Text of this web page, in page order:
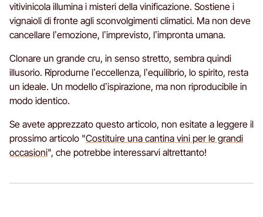
vitivinicola illumina i misteri della vinificazione. Sostiene i
vignaioli di fronte agli sconvolgimenti climatici. Ma non deve
cancellare l’emozione, l’imprevisto, l’impronta umana.
Clonare un grande cru, in senso stretto, sembra quindi
illusorio. Riprodurne l’eccellenza, l’equilibrio, lo spirito, resta
un ideale. Un modello d’ispirazione, ma non riproducibile in
modo identico.
Se avete apprezzato questo articolo, non esitate a leggere il
prossimo articolo "Costituire una cantina vini per le grandi
occasioni", che potrebbe interessarvi altrettanto!